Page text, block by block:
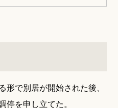
で別居が開始された後、
を申し立てた。